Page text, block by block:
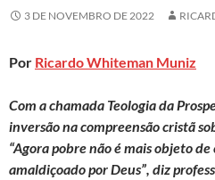
3 DE NOVEMBRO DE 2022
Por Ricardo Whiteman Muniz
Com a chamada Teologia da
inversão na compreensão cristã
“Agora pobre não é mais objeto
amaldiçoado por Deus”, diz